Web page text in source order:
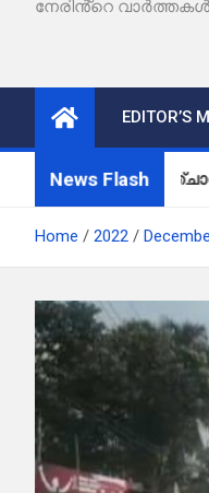
നേരിൻ്റെ വാർത്തകൾ
EDITOR’S
News Flash
Home 2022